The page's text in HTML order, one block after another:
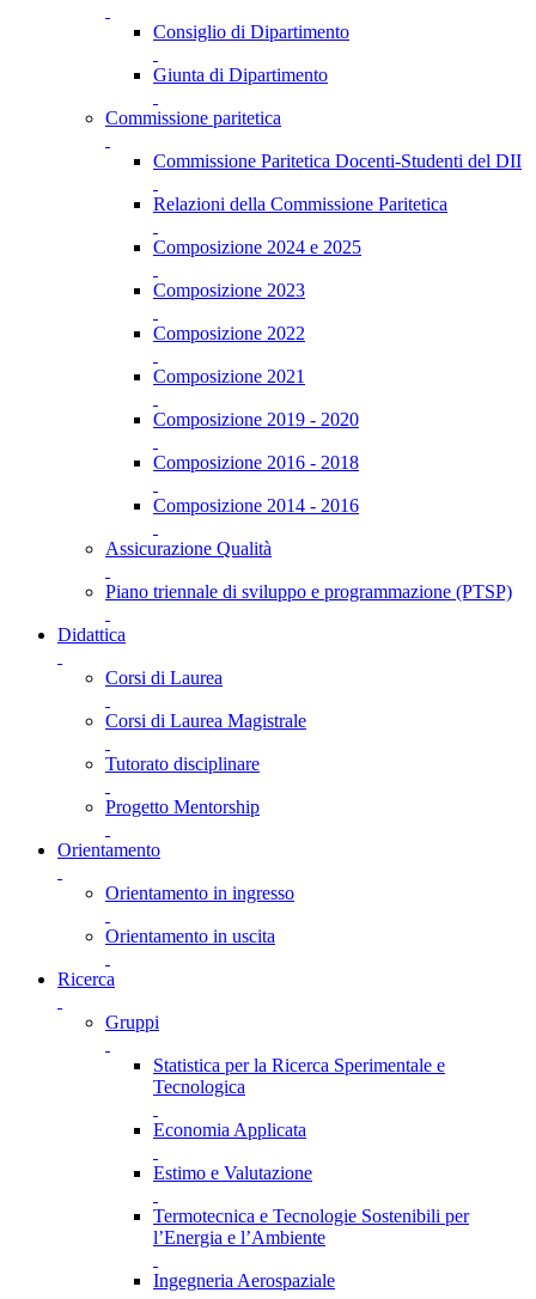
Consiglio di Dipartimento
Giunta di Dipartimento
Commissione paritetica
Commissione Paritetica Docenti-Studenti del DII
Relazioni della Commissione Paritetica
Composizione 2024 e 2025
Composizione 2023
Composizione 2022
Composizione 2021
Composizione 2019 - 2020
Composizione 2016 - 2018
Composizione 2014 - 2016
Assicurazione Qualità
Piano triennale di sviluppo e programmazione (PTSP)
Didattica
Corsi di Laurea
Corsi di Laurea Magistrale
Tutorato disciplinare
Progetto Mentorship
Orientamento
Orientamento in ingresso
Orientamento in uscita
Ricerca
Gruppi
Statistica per la Ricerca Sperimentale e
Tecnologica
Economia Applicata
Estimo e Valutazione
Termotecnica e Tecnologie Sostenibili per
l’Energia e l’Ambiente
Ingegneria Aerospaziale